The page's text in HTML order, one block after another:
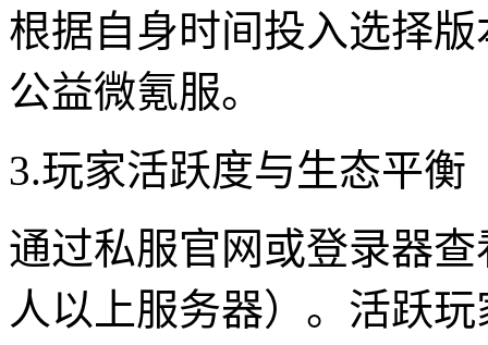
根据自身时间投入选择
公益微氪服。
3.玩家活跃度与生态平衡
通过私服官网或登录器
人以上服务器）。活跃